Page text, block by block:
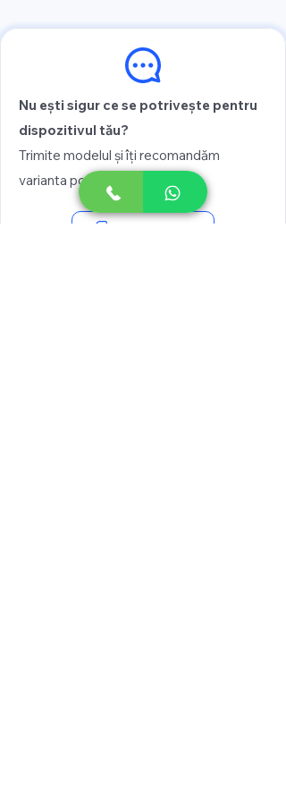
Nu ești sigur ce se potrivește pentru
dispozitivul tău?
Trimite modelul și îți recomandăm
varianta potrivită